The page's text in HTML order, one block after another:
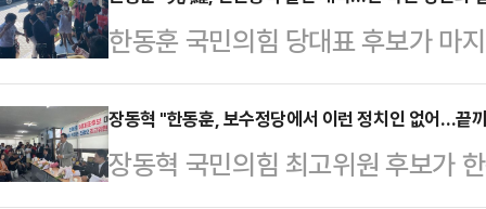
의 일이 아니라 우리 모두의 문제
나 …
회 간담회를 마치고 기자들과 만나
었지만, 자기가 살기 위해서 대통령
서 과연 '우리'라는 '동지의식'이 있
제점을 깨닫고 판단을 하고 있다고
한동훈 국민의힘 당대표 후보가 마
원희룡 당대표 후보로부터의 공세
이 계속 이어지겠지만 자신은 일체
한동훈 후보는 21일 오후 경남 창
장동혁 "한동훈, 보수정당에서 이런 정치인 없어…끝
장동혁 국민의힘 최고위원 후보가